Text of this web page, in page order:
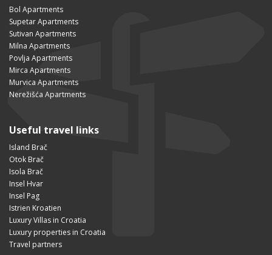
Bol Apartments
Supetar Apartments
Sutivan Apartments
Milna Apartments
Povlja Apartments
Mirca Apartments
Murvica Apartments
Nerežišća Apartments
Useful travel links
Island Brač
Otok Brač
Isola Brač
Insel Hvar
Insel Pag
Istrien Kroatien
Luxury Villas in Croatia
Luxury properties in Croatia
Travel partners